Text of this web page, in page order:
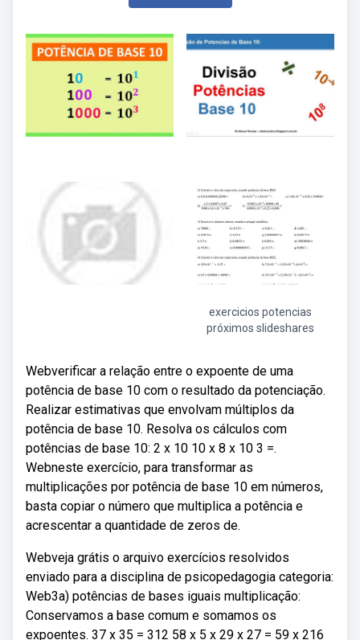
exercicios potencias
próximos slideshares
Webverificar a relação entre o expoente de uma
potência de base 10 com o resultado da potenciação.
Realizar estimativas que envolvam múltiplos da
potência de base 10. Resolva os cálculos com
potências de base 10: 2 x 10 10 x 8 x 10 3 =.
Webneste exercício, para transformar as
multiplicações por potência de base 10 em números,
basta copiar o número que multiplica a potência e
acrescentar a quantidade de zeros de.
Webveja grátis o arquivo exercícios resolvidos
enviado para a disciplina de psicopedagogia categoria:
Web3a) potências de bases iguais multiplicação:
Conservamos a base comum e somamos os
expoentes. 37 x 35 = 312 58 x 5 x 29 x 27 = 59 x 216